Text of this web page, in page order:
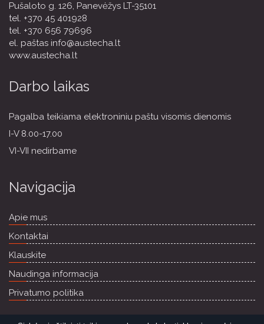
Pušaloto g. 126, Panevėžys LT-35101
tel. +370 45 401928
tel. +370 656 79696
el. paštas info@austecha.lt
www.austecha.lt
Darbo laikas
Pagalba teikiama elektroniniu paštu visomis dienomis
I-V 8.00-17.00
VI-VII nedirbame
Navigacija
Apie mus
Kontaktai
Klauskite
Naudinga informacija
Privatumo politika